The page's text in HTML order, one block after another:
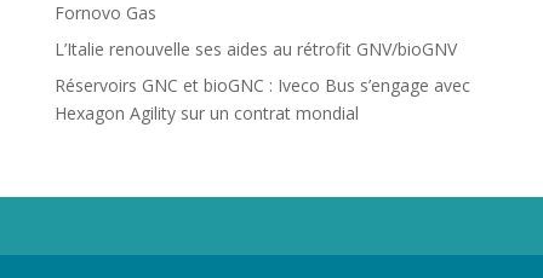
Fornovo Gas
L’Italie renouvelle ses aides au rétrofit GNV/bioGNV
Réservoirs GNC et bioGNC : Iveco Bus s’engage avec
Hexagon Agility sur un contrat mondial
Propriété de Territoire d'Energie Lot-et-Garonne. Voir